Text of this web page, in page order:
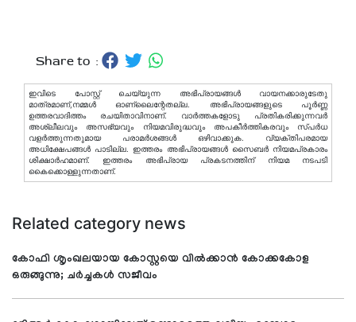
Share to :
ഇവിടെ പോസ്റ്റ് ചെയ്യുന്ന അഭിപ്രായങ്ങള്‍ വായനക്കാരുടേതു
മാത്രമാണ്,നമ്മൾ ഓണ്ലൈന്റേതല്ല. അഭിപ്രായങ്ങളുടെ പൂർണ്ണ
ഉത്തരവാദിത്തം രചയിതാവിനാണ്. വാര്‍ത്തകളോടു പ്രതികരിക്കുന്നവര്‍
അശ്ലീലവും അസഭ്യവും നിയമവിരുദ്ധവും അപകീര്‍ത്തികരവും സ്പര്‍ധ
വളര്‍ത്തുന്നതുമായ പരാമര്‍ശങ്ങള്‍ ഒഴിവാക്കുക. വ്യക്തിപരമായ
അധിക്ഷേപങ്ങള്‍ പാടില്ല. ഇത്തരം അഭിപ്രായങ്ങള്‍ സൈബര്‍ നിയമപ്രകാരം
ശിക്ഷാര്‍ഹമാണ്. ഇത്തരം അഭിപ്രായ പ്രകടനത്തിന് നിയമ നടപടി
കൈക്കൊള്ളുന്നതാണ്.
Related category news
കോഫി ശൃംഖലയായ കോസ്റ്റയെ വിൽക്കാൻ കോക്കകോള
ഒരുങ്ങുന്നു; ചർച്ചകൾ സജീവം